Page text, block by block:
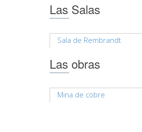
Las Salas
Sala de Rembrandt
Las obras
Mina de cobre